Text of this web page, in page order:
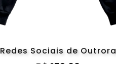
Redes Sociais de Outrora